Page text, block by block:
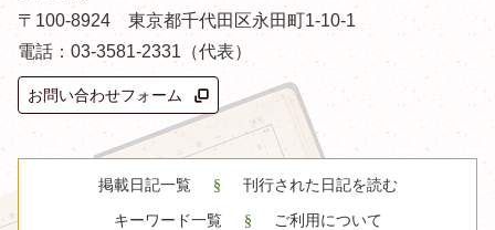
〒100-8924 東京都千代田区永田町1-10-1
電話：03-3581-2331（代表）
お問い合わせフォーム
掲載日記一覧 刊行された日記を読む
キーワード一覧 ご利用について